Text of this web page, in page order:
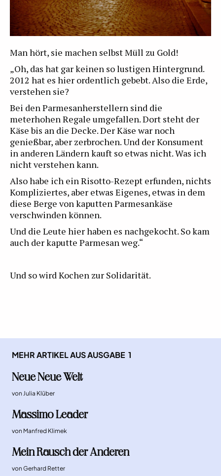
Man hört, sie machen selbst Müll zu Gold!
„Oh, das hat gar keinen so lustigen Hintergrund.
2012 hat es hier ordentlich gebebt. Also die Erde,
verstehen sie?
Bei den Parmesanherstellern sind die
meterhohen Regale umgefallen. Dort steht der
Käse bis an die Decke. Der Käse war noch
genießbar, aber zerbrochen. Und der Konsument
in anderen Ländern kauft so etwas nicht. Was ich
nicht verstehen kann.
Also habe ich ein Risotto-Rezept erfunden, nichts
Kompliziertes, aber etwas Eigenes, etwas in dem
diese Berge von kaputten Parmesankäse
verschwinden können.
Und die Leute hier haben es nachgekocht. So kam
auch der kaputte Parmesan weg.“
Und so wird Kochen zur Solidarität.
MEHR ARTIKEL AUS AUSGABE 1
Neue Neue Welt
von Julia Klüber
Massimo Leader
von Manfred Klimek
Mein Rausch der Anderen
von Gerhard Retter